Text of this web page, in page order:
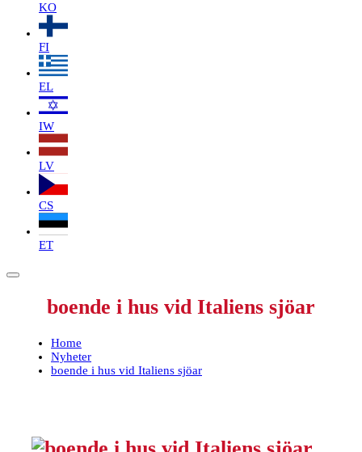
KO
FI
EL
IW
LV
CS
ET
boende i hus vid Italiens sjöar
Home
Nyheter
boende i hus vid Italiens sjöar